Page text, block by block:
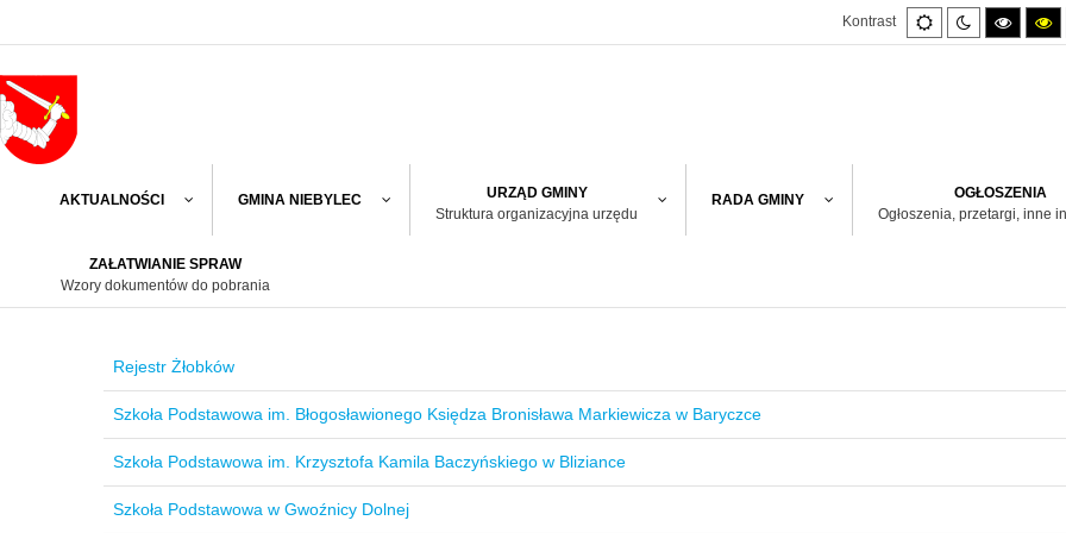
Kontrast
Default
mode
Night
mode
High
AKTUALNOŚCI GMINA NIEBYLEC
URZĄD GMINY
Struktura organizacyjna urzędu
RADA GMINY
OGŁOSZENIA
Ogłoszenia, przetargi, inne
ZAŁATWIANIE SPRAW
Wzory dokumentów do pobrania
Rejestr Żłobków
Szkoła Podstawowa im. Błogosławionego Księdza Bronisława Markiewicza w Baryczce
Szkoła Podstawowa im. Krzysztofa Kamila Baczyńskiego w Bliziance
Szkoła Podstawowa w Gwoźnicy Dolnej